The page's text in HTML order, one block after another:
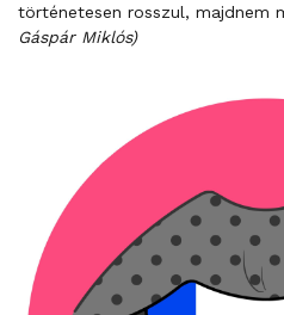
történetesen rosszul, majdnem
Gáspár Miklós)